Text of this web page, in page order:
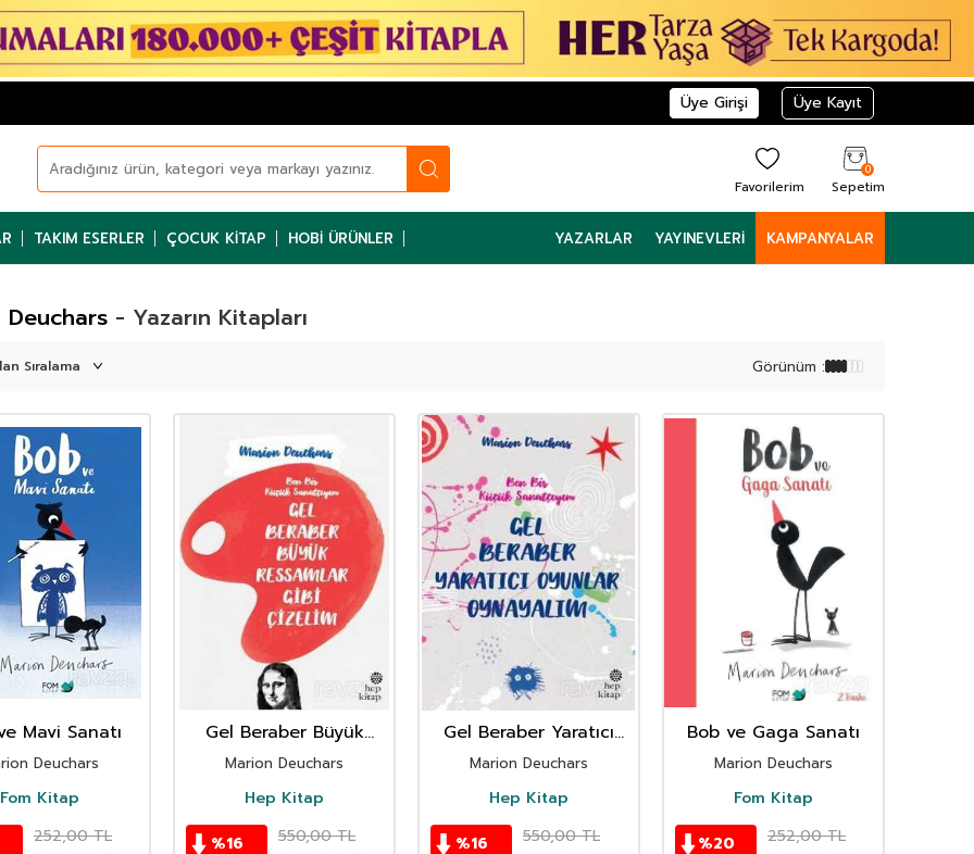
Üye Girişi Üye Kayıt
Favorilerim
0
Sepetim
TAKIM ESERLER ÇOCUK KITAP HOBI ÜRÜNLER YAZARLAR YAYINEVLERI KAMPANYALAR
- Yazarın Kitapları
Deuchars
Görünüm :
Mavi Sanatı
Deuchars
Fom Kitap
252,00TL
Gel Beraber Büyük
Ressamlar Gibi Çizelim
Marion Deuchars
Hep Kitap
%16 550,00TL
Gel Beraber Yaratıcı
Oyunlar Oynayalım
Marion Deuchars
Hep Kitap
%16 550,00TL
Bob ve Gaga Sanatı
Marion Deuchars
Fom Kitap
%20 252,00TL